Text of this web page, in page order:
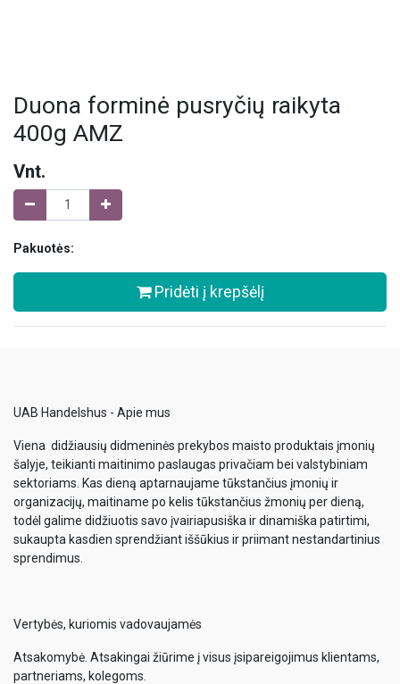
Duona forminė pusryčių raikyta
400g AMZ
Vnt.
Pakuotės:
Pridėti į krepšėlį
UAB Handelshus - Apie mus
Viena didžiausių didmeninės prekybos maisto produktais įmonių
šalyje, teikianti maitinimo paslaugas privačiam bei valstybiniam
sektoriams. Kas dieną aptarnaujame tūkstančius įmonių ir
organizacijų, maitiname po kelis tūkstančius žmonių per dieną,
todėl galime didžiuotis savo įvairiapusiška ir dinamiška patirtimi,
sukaupta kasdien sprendžiant iššūkius ir priimant nestandartinius
sprendimus.
Vertybės, kuriomis vadovaujamės
Atsakomybė. Atsakingai žiūrime į visus įsipareigojimus klientams,
partneriams, kolegoms.